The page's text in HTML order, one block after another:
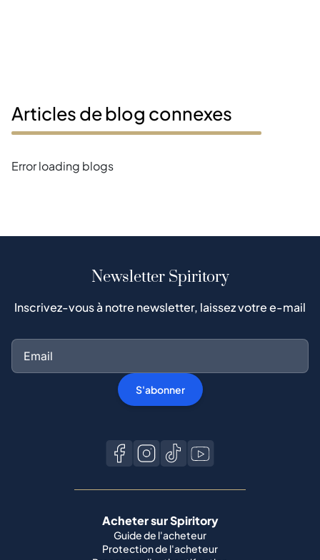
Articles de blog connexes
Error loading blogs
Newsletter Spiritory
Inscrivez-vous à notre newsletter, laissez votre e-mail
S'abonner
Acheter sur Spiritory
Guide de l'acheteur
Protection de l'acheteur